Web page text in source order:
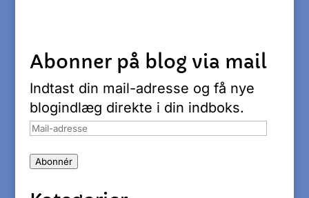
Abonner på blog via mail
Indtast din mail-adresse og få nye
blogindlæg direkte i din indboks.
Mail-
Abonnér